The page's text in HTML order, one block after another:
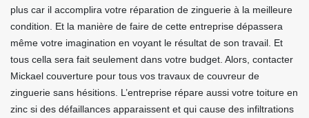
plus car il accomplira votre réparation de zinguerie à la meilleure
condition. Et la manière de faire de cette entreprise dépassera
même votre imagination en voyant le résultat de son travail. Et
tous cella sera fait seulement dans votre budget. Alors, contacter
Mickael couverture pour tous vos travaux de couvreur de
zinguerie sans hésitions. L’entreprise répare aussi votre toiture en
zinc si des défaillances apparaissent et qui cause des infiltrations